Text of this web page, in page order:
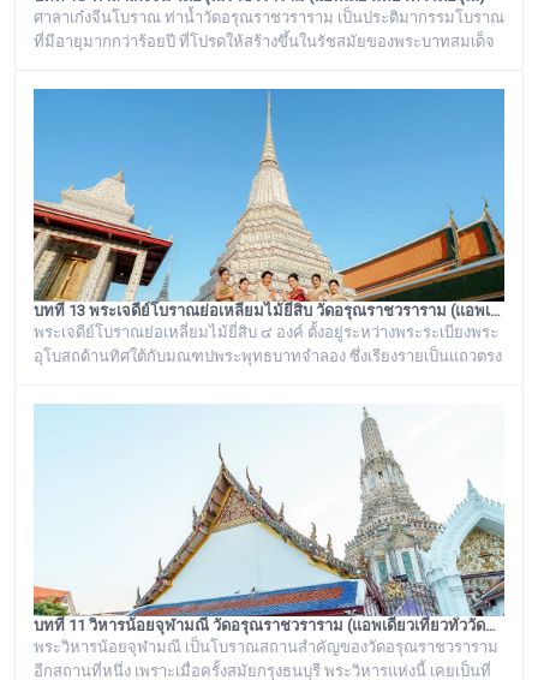
ศาลาเก๋งจีนโบราณ ท่าน้ำวัดอรุณราชวราราม เป็นประติมากรรมโบราณ
ที่มีอายุมากกว่าร้อยปี ที่โปรดให้สร้างขึ้นในรัชสมัยของพระบาทสมเด็จ
๖ หลัง เรียงรายอยู่บริเวณท่าน้ำของวัดอรุณราชวราราม ริมแม่น้ำ
เจ้าพระยา ซึ่งเก๋งจีนแต่ละหลังจะมีเอกลักษณ์โดดเด่นไม่เหมือนกัน อาทิ
เช่น ศาลาเก๋งจีนหน้าทางเข้าพระปรางค์ จะมีหินแกะสลักโบราณเป็นรูป
บทที่ 13 พระเจดีย์โบราณย่อเหลี่ยมไม้ยี่สิบ วัดอรุณราชวราราม (แอพเดียวเที่ยวทั่ววัดอรุณ)
พระเจดีย์โบราณย่อเหลี่ยมไม้ยี่สิบ ๔ องค์ ตั้งอยู่ระหว่างพระระเบียงพระ
อุโบสถด้านทิศใต้กับมณฑปพระพุทธบาทจำลอง ซึ่งเรียงรายเป็นแถวตรง
ลักษณะแบบเดียวกัน มีขนาดเท่ากันทั้งหมด คือเป็นพระเจดีย์ก่อด้วยอิฐ
ถือปูนย่อเหลี่ยมไม้ยี่สิบ ประดับด้วยกระเบื้องถ้วยและกระจกสีต่างๆ เป็น
ลวดลายดอกไม้และลายอื่นๆ มีความวิจิตรงดงามเป็นอย่างมาก
บทที่ 11 วิหารน้อยจุฬามณี วัดอรุณราชวราราม (แอพเดียวเที่ยวทั่ววัดอรุณ)
พระวิหารน้อยจุฬามณี เป็นโบราณสถานสำคัญของวัดอรุณราชวราราม
อีกสถานที่หนึ่ง เพราะเมื่อครั้งสมัยกรุงธนบุรี พระวิหารแห่งนี้ เคยเป็นที่